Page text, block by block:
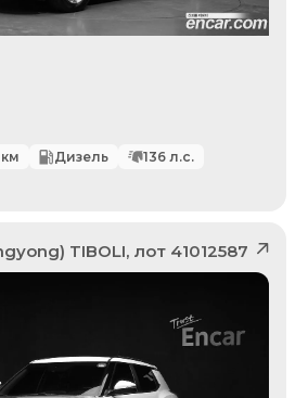
км Дизель 136 л.с.
TIBOLI, лот 41012587